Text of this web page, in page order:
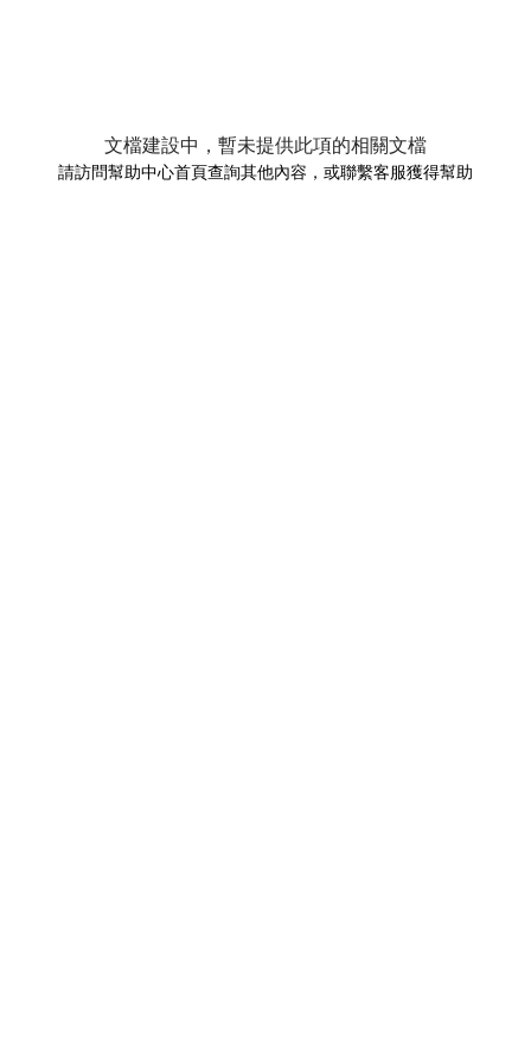
文檔建設中，暫未提供此項的相關文檔
請訪問幫助中心首頁查詢其他內容，或聯繫客服獲得幫助